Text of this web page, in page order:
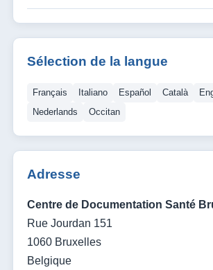
Sélection de la langue
Français Italiano Español Català
Nederlands
Occitan
Adresse
Centre de Documentation Santé
Rue Jourdan 151
1060 Bruxelles
Belgique